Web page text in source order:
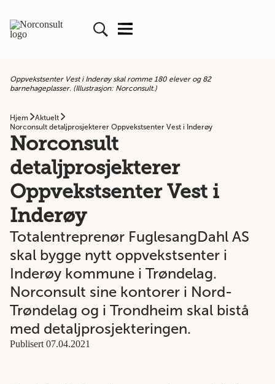
Oppvekstsenter Vest i Inderøy skal romme 180 elever og 82
barnehageplasser. (Illustrasjon: Norconsult.)
Hjem
Aktuelt
Norconsult detaljprosjekterer Oppvekstsenter Vest i Inderøy
Norconsult
detaljprosjekterer
Oppvekstsenter Vest i
Inderøy
Totalentreprenør FuglesangDahl AS
skal bygge nytt oppvekstsenter i
Inderøy kommune i Trøndelag.
Norconsult sine kontorer i Nord-
Trøndelag og i Trondheim skal bistå
med detaljprosjekteringen.
Publisert 07.04.2021